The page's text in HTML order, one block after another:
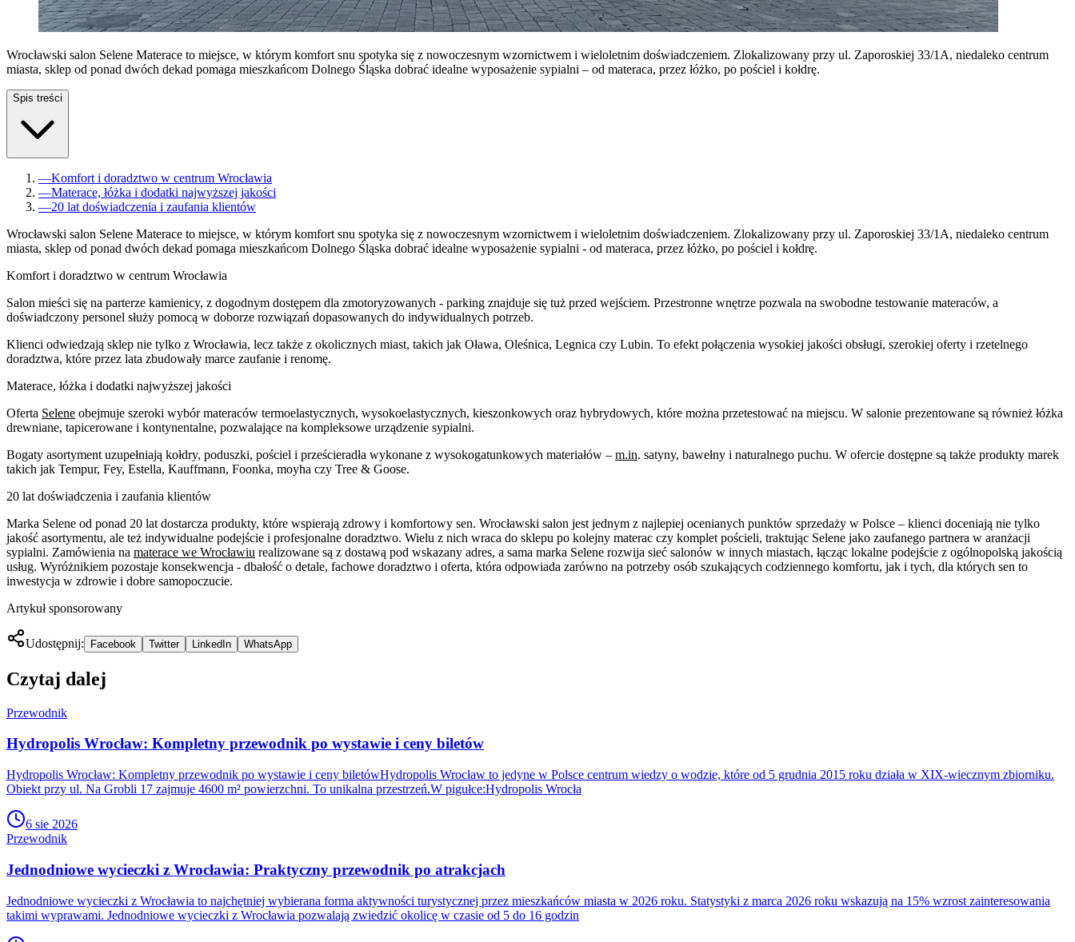
Wrocławski salon Selene Materace to miejsce, w którym komfort snu spotyka się z nowoczesnym wzornictwem i wieloletnim doświadczeniem. Zlokalizowany przy ul. Zaporoskiej 33/1A, niedaleko centrum
miasta, sklep od ponad dwóch dekad pomaga mieszkańcom Dolnego Śląska dobrać idealne wyposażenie sypialni – od materaca, przez łóżko, po pościel i kołdrę.
Spis treści
—Komfort i doradztwo w centrum Wrocławia
—Materace, łóżka i dodatki najwyższej jakości
—20 lat doświadczenia i zaufania klientów
Wrocławski salon Selene Materace to miejsce, w którym komfort snu spotyka się z nowoczesnym wzornictwem i wieloletnim doświadczeniem. Zlokalizowany przy ul. Zaporoskiej 33/1A, niedaleko centrum
miasta, sklep od ponad dwóch dekad pomaga mieszkańcom Dolnego Śląska dobrać idealne wyposażenie sypialni - od materaca, przez łóżko, po pościel i kołdrę.
Komfort i doradztwo w centrum Wrocławia
Salon mieści się na parterze kamienicy, z dogodnym dostępem dla zmotoryzowanych - parking znajduje się tuż przed wejściem. Przestronne wnętrze pozwala na swobodne testowanie materaców, a
doświadczony personel służy pomocą w doborze rozwiązań dopasowanych do indywidualnych potrzeb.
Klienci odwiedzają sklep nie tylko z Wrocławia, lecz także z okolicznych miast, takich jak Oława, Oleśnica, Legnica czy Lubin. To efekt połączenia wysokiej jakości obsługi, szerokiej oferty i rzetelnego
doradztwa, które przez lata zbudowały marce zaufanie i renomę.
Materace, łóżka i dodatki najwyższej jakości
Oferta Selene obejmuje szeroki wybór materaców termoelastycznych, wysokoelastycznych, kieszonkowych oraz hybrydowych, które można przetestować na miejscu. W salonie prezentowane są również łóżka
drewniane, tapicerowane i kontynentalne, pozwalające na kompleksowe urządzenie sypialni.
Bogaty asortyment uzupełniają kołdry, poduszki, pościel i prześcieradła wykonane z wysokogatunkowych materiałów – m.in. satyny, bawełny i naturalnego puchu. W ofercie dostępne są także produkty marek
takich jak Tempur, Fey, Estella, Kauffmann, Foonka, moyha czy Tree & Goose.
20 lat doświadczenia i zaufania klientów
Marka Selene od ponad 20 lat dostarcza produkty, które wspierają zdrowy i komfortowy sen. Wrocławski salon jest jednym z najlepiej ocenianych punktów sprzedaży w Polsce – klienci doceniają nie tylko
jakość asortymentu, ale też indywidualne podejście i profesjonalne doradztwo. Wielu z nich wraca do sklepu po kolejny materac czy komplet pościeli, traktując Selene jako zaufanego partnera w aranżacji
sypialni. Zamówienia na materace we Wrocławiu realizowane są z dostawą pod wskazany adres, a sama marka Selene rozwija sieć salonów w innych miastach, łącząc lokalne podejście z ogólnopolską jakością
usług. Wyróżnikiem pozostaje konsekwencja - dbałość o detale, fachowe doradztwo i oferta, która odpowiada zarówno na potrzeby osób szukających codziennego komfortu, jak i tych, dla których sen to
inwestycja w zdrowie i dobre samopoczucie.
Artykuł sponsorowany
Udostępnij: Facebook Twitter LinkedIn WhatsApp
Czytaj dalej
Przewodnik
Hydropolis Wrocław: Kompletny przewodnik po wystawie i ceny biletów
Hydropolis Wrocław: Kompletny przewodnik po wystawie i ceny biletówHydropolis Wrocław to jedyne w Polsce centrum wiedzy o wodzie, które od 5 grudnia 2015 roku działa w XIX-wiecznym zbiorniku.
Obiekt przy ul. Na Grobli 17 zajmuje 4600 m² powierzchni. To unikalna przestrzeń.W pigułce:Hydropolis Wrocła
6 sie 2026
Przewodnik
Jednodniowe wycieczki z Wrocławia: Praktyczny przewodnik po atrakcjach
Jednodniowe wycieczki z Wrocławia to najchętniej wybierana forma aktywności turystycznej przez mieszkańców miasta w 2026 roku. Statystyki z marca 2026 roku wskazują na 15% wzrost zainteresowania
takimi wyprawami. Jednodniowe wycieczki z Wrocławia pozwalają zwiedzić okolicę w czasie od 5 do 16 godzin